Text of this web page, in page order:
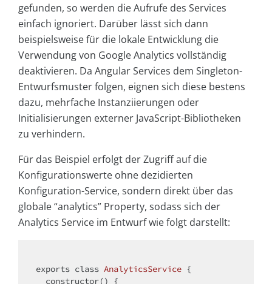
gefunden, so werden die Aufrufe des Services
einfach ignoriert. Darüber lässt sich dann
beispielsweise für die lokale Entwicklung die
Verwendung von Google Analytics vollständig
deaktivieren. Da Angular Services dem Singleton-
Entwurfsmuster folgen, eignen sich diese bestens
dazu, mehrfache Instanziierungen oder
Initialisierungen externer JavaScript-Bibliotheken
zu verhindern.
Für das Beispiel erfolgt der Zugriff auf die
Konfigurationswerte ohne dezidierten
Konfiguration-Service, sondern direkt über das
globale “analytics” Property, sodass sich der
Analytics Service im Entwurf wie folgt darstellt:
exports class AnalyticsService {